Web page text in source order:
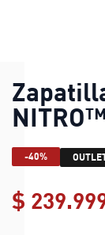
-40%
$